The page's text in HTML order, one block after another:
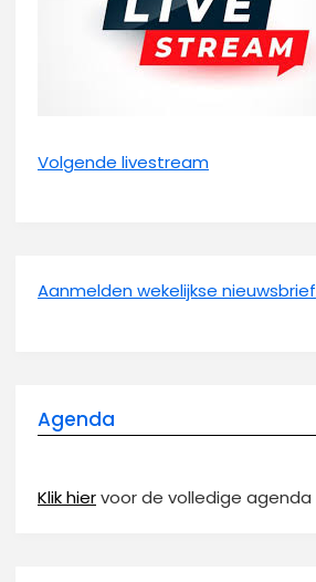
Volgende livestream
Aanmelden wekelijkse nieuwsbrief
Agenda
Klik hiervoor de volledige agenda